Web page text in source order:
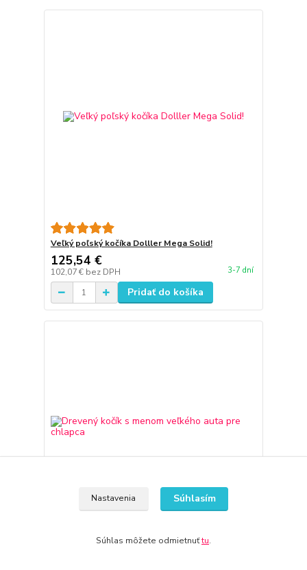
Veľký poľský kočíka Dolller Mega Solid!
125,54 €
102,07 € bez DPH 3-7 dní
Pridať do košíka
Nastavenia Súhlasím
Súhlas môžete odmietnuťtu.